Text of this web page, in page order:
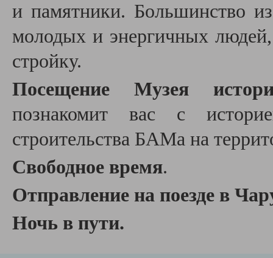
и памятники. Большинство
молодых и энергичных
стройку.
Посещение Музея
познакомит вас с
строительства БАМа на
Свободное время.
Отправление на поезде в
Ночь в пути.